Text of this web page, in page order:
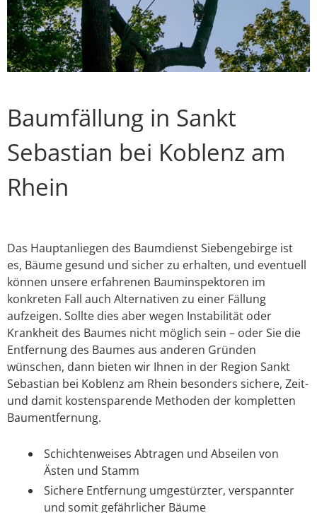
Baumfällung in Sankt
Sebastian bei Koblenz am
Rhein
Das Hauptanliegen des Baumdienst Siebengebirge ist
es, Bäume gesund und sicher zu erhalten, und eventuell
können unsere erfahrenen Bauminspektoren im
konkreten Fall auch Alternativen zu einer Fällung
aufzeigen. Sollte dies aber wegen Instabilität oder
Krankheit des Baumes nicht möglich sein – oder Sie die
Entfernung des Baumes aus anderen Gründen
wünschen, dann bieten wir Ihnen in der Region Sankt
Sebastian bei Koblenz am Rhein besonders sichere, Zeit-
und damit kostensparende Methoden der kompletten
Baumentfernung.
Schichtenweises Abtragen und Abseilen von
Ästen und Stamm
Sichere Entfernung umgestürzter, verspannter
und somit gefährlicher Bäume